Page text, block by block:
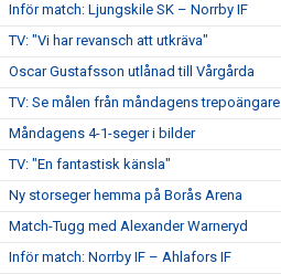
Inför match: Ljungskile SK – Norrby IF
TV: "Vi har revansch att utkräva"
Oscar Gustafsson utlånad till Vårgårda
TV: Se målen från måndagens trepoängare
Måndagens 4-1-seger i bilder
TV: "En fantastisk känsla"
Ny storseger hemma på Borås Arena
Match-Tugg med Alexander Warneryd
Inför match: Norrby IF – Ahlafors IF